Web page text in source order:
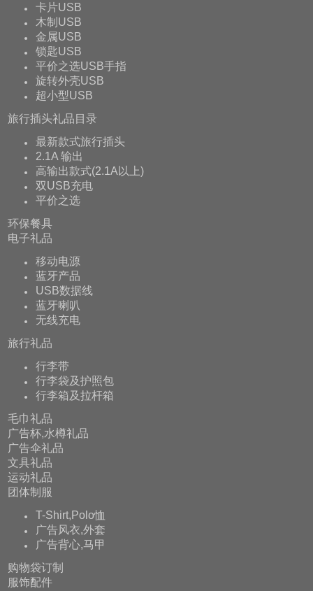
卡片USB
木制USB
金属USB
锁匙USB
平价之选USB手指
旋转外壳USB
超小型USB
旅行插头礼品目录
最新款式旅行插头
2.1A 输出
高输出款式(2.1A以上)
双USB充电
平价之选
环保餐具
电子礼品
移动电源
蓝牙产品
USB数据线
蓝牙喇叭
无线充电
旅行礼品
行李带
行李袋及护照包
行李箱及拉杆箱
毛巾礼品
广告杯,水樽礼品
广告伞礼品
文具礼品
运动礼品
团体制服
T-Shirt,Polo恤
广告风衣,外套
广告背心,马甲
购物袋订制
服饰配件